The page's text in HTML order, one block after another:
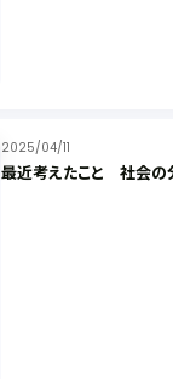
2025/04/11
最近考えたこと 社会の